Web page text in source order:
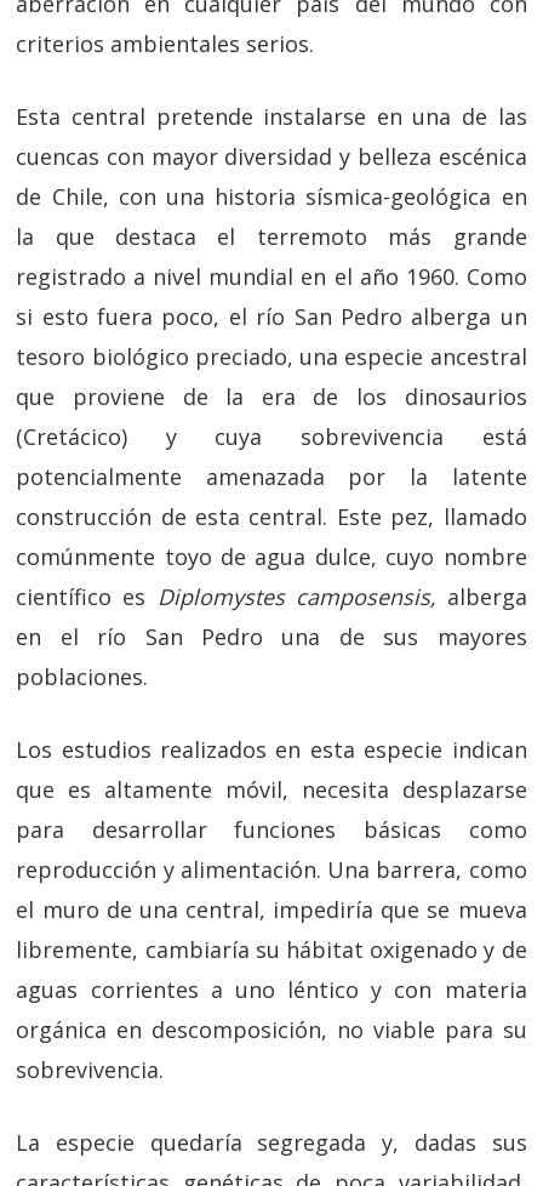
criterios ambientales serios.
Esta central pretende instalarse en una de las
cuencas con mayor diversidad y belleza escénica
de Chile, con una historia sísmica-geológica en
la que destaca el terremoto más grande
registrado a nivel mundial en el año 1960. Como
si esto fuera poco, el río San Pedro alberga un
tesoro biológico preciado, una especie ancestral
que proviene de la era de los dinosaurios
(Cretácico) y cuya sobrevivencia está
potencialmente amenazada por la latente
construcción de esta central. Este pez, llamado
comúnmente toyo de agua dulce, cuyo nombre
científico es Diplomystes camposensis, alberga
en el río San Pedro una de sus mayores
poblaciones.
Los estudios realizados en esta especie indican
que es altamente móvil, necesita desplazarse
para desarrollar funciones básicas como
reproducción y alimentación. Una barrera, como
el muro de una central, impediría que se mueva
libremente, cambiaría su hábitat oxigenado y de
aguas corrientes a uno léntico y con materia
orgánica en descomposición, no viable para su
sobrevivencia.
La especie quedaría segregada y, dadas sus